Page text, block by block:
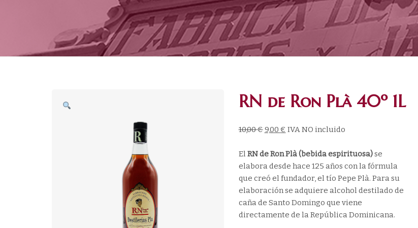
RN de Ron Plà 40º 1L
10,00€9,00 € IVA NO incluido
ElRN de Ron Plà (bebida espirituosa)se
elabora desde hace 125 años con la fórmula
que creó el fundador, el tío Pepe Plà. Para su
elaboración se adquiere alcohol destilado de
caña de Santo Domingo que viene
directamente de la República Dominicana.